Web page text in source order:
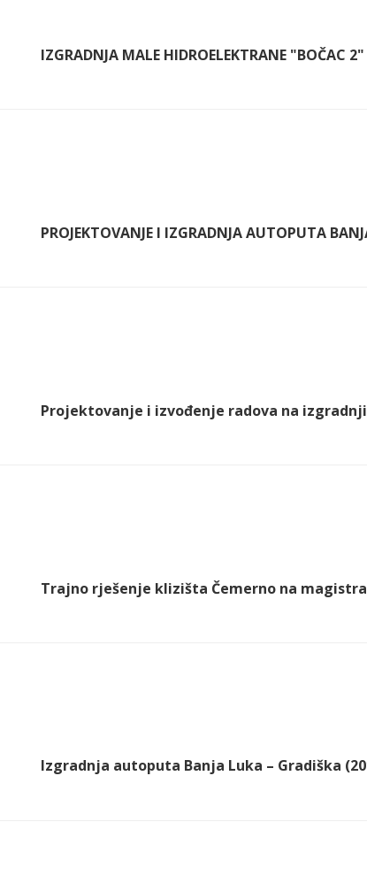
IZGRADNJA MALE HIDROELEKTRANE "BOČAC
PROJEKTOVANJE I IZGRADNJA AUTOPUTA
Projektovanje i izvođenje radova na
Trajno rješenje klizišta Čemerno na
Izgradnja autoputa Banja Luka – Gradiška